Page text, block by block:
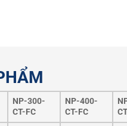
NP-300-
CT-FC
NP-400-
CT-FC